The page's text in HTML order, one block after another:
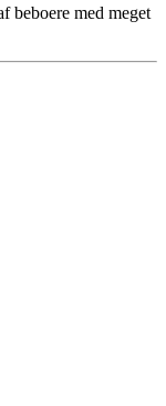
beboere med meget